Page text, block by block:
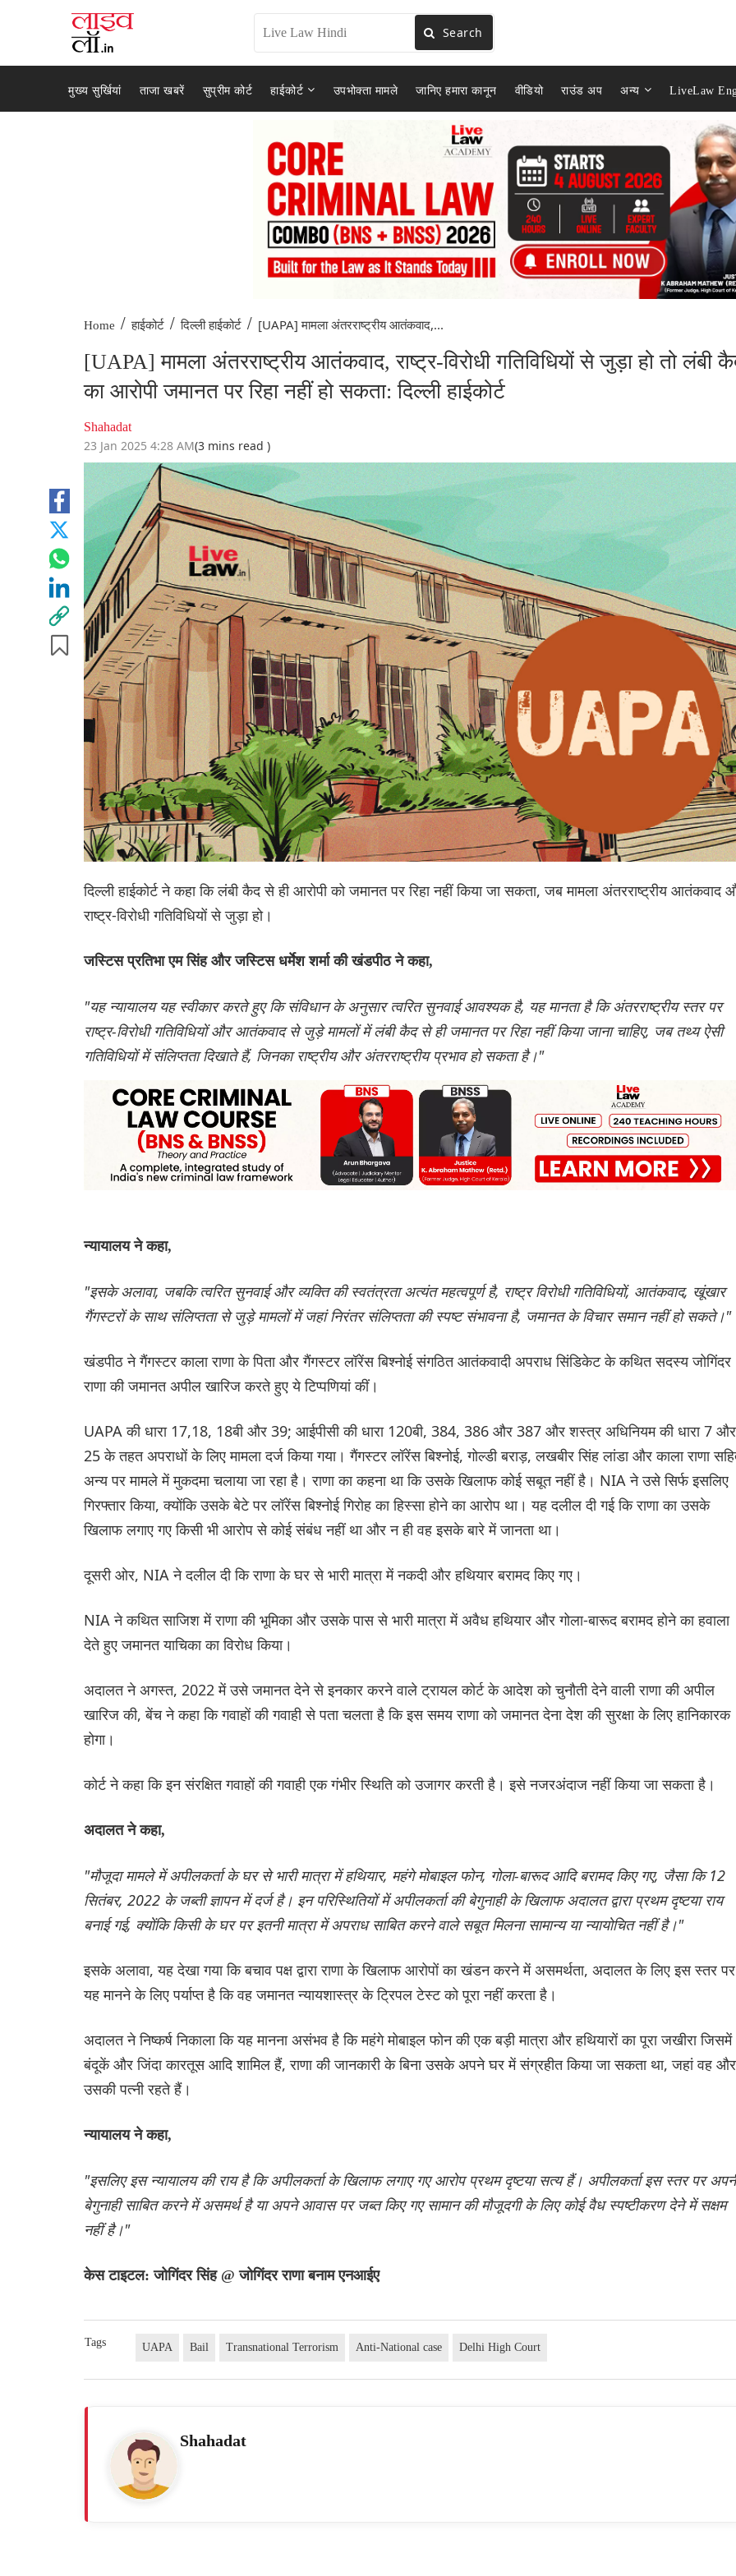
Search
मुख्य सुर्खियां ताजा खबरें सुप्रीम कोर्ट हाईकोर्ट उपभोक्ता मामले जानिए हमारा कानून वीडियो राउंड अप अन्य LiveLaw
Home / हाईकोर्ट / दिल्ली हाईकोर्ट / [UAPA] मामला अंतरराष्ट्रीय आतंकवाद,...
[UAPA] मामला अंतरराष्ट्रीय आतंकवाद, राष्ट्र-विरोधी गतिविधियों से जुड़ा हो तो लंबी
का आरोपी जमानत पर रिहा नहीं हो सकता: दिल्ली हाईकोर्ट
Shahadat
23 Jan 2025 4:28 AM(3 mins read )
दिल्ली हाईकोर्ट ने कहा कि लंबी कैद से ही आरोपी को जमानत पर रिहा नहीं किया जा सकता, जब मामला अंतरराष्ट्रीय आतंकवाद
राष्ट्र-विरोधी गतिविधियों से जुड़ा हो।
जस्टिस प्रतिभा एम सिंह और जस्टिस धर्मेश शर्मा की खंडपीठ ने कहा,
"यह न्यायालय यह स्वीकार करते हुए कि संविधान के अनुसार त्वरित सुनवाई आवश्यक है, यह मानता है कि अंतरराष्ट्रीय स्तर पर
राष्ट्र-विरोधी गतिविधियों और आतंकवाद से जुड़े मामलों में लंबी कैद से ही जमानत पर रिहा नहीं किया जाना चाहिए, जब तथ्य ऐसी
गतिविधियों में संलिप्तता दिखाते हैं, जिनका राष्ट्रीय और अंतरराष्ट्रीय प्रभाव हो सकता है।"
न्यायालय ने कहा,
"इसके अलावा, जबकि त्वरित सुनवाई और व्यक्ति की स्वतंत्रता अत्यंत महत्वपूर्ण है, राष्ट्र विरोधी गतिविधियों, आतंकवाद, खूंखार
गैंगस्टरों के साथ संलिप्तता से जुड़े मामलों में जहां निरंतर संलिप्तता की स्पष्ट संभावना है, जमानत के विचार समान नहीं हो सकते।"
खंडपीठ ने गैंगस्टर काला राणा के पिता और गैंगस्टर लॉरेंस बिश्नोई संगठित आतंकवादी अपराध सिंडिकेट के कथित सदस्य जोगिंदर
राणा की जमानत अपील खारिज करते हुए ये टिप्पणियां कीं।
UAPA की धारा 17,18, 18बी और 39; आईपीसी की धारा 120बी, 384, 386 और 387 और शस्त्र अधिनियम की धारा 7 और
25 के तहत अपराधों के लिए मामला दर्ज किया गया। गैंगस्टर लॉरेंस बिश्नोई, गोल्डी बराड़, लखबीर सिंह लांडा और काला राणा
अन्य पर मामले में मुकदमा चलाया जा रहा है। राणा का कहना था कि उसके खिलाफ कोई सबूत नहीं है। NIA ने उसे सिर्फ इसलिए
गिरफ्तार किया, क्योंकि उसके बेटे पर लॉरेंस बिश्नोई गिरोह का हिस्सा होने का आरोप था। यह दलील दी गई कि राणा का उसके
खिलाफ लगाए गए किसी भी आरोप से कोई संबंध नहीं था और न ही वह इसके बारे में जानता था।
दूसरी ओर, NIA ने दलील दी कि राणा के घर से भारी मात्रा में नकदी और हथियार बरामद किए गए।
NIA ने कथित साजिश में राणा की भूमिका और उसके पास से भारी मात्रा में अवैध हथियार और गोला-बारूद बरामद होने का हवाला
देते हुए जमानत याचिका का विरोध किया।
अदालत ने अगस्त, 2022 में उसे जमानत देने से इनकार करने वाले ट्रायल कोर्ट के आदेश को चुनौती देने वाली राणा की अपील
खारिज की, बेंच ने कहा कि गवाहों की गवाही से पता चलता है कि इस समय राणा को जमानत देना देश की सुरक्षा के लिए हानिकारक
होगा।
कोर्ट ने कहा कि इन संरक्षित गवाहों की गवाही एक गंभीर स्थिति को उजागर करती है। इसे नजरअंदाज नहीं किया जा सकता है।
अदालत ने कहा,
"मौजूदा मामले में अपीलकर्ता के घर से भारी मात्रा में हथियार, महंगे मोबाइल फोन, गोला-बारूद आदि बरामद किए गए, जैसा कि 12
सितंबर, 2022 के जब्ती ज्ञापन में दर्ज है। इन परिस्थितियों में अपीलकर्ता की बेगुनाही के खिलाफ अदालत द्वारा प्रथम दृष्टया राय
बनाई गई, क्योंकि किसी के घर पर इतनी मात्रा में अपराध साबित करने वाले सबूत मिलना सामान्य या न्यायोचित नहीं है।"
इसके अलावा, यह देखा गया कि बचाव पक्ष द्वारा राणा के खिलाफ आरोपों का खंडन करने में असमर्थता, अदालत के लिए इस स्तर पर
यह मानने के लिए पर्याप्त है कि वह जमानत न्यायशास्त्र के ट्रिपल टेस्ट को पूरा नहीं करता है।
अदालत ने निष्कर्ष निकाला कि यह मानना ​​असंभव है कि महंगे मोबाइल फोन की एक बड़ी मात्रा और हथियारों का पूरा जखीरा जिसमें
बंदूकें और जिंदा कारतूस आदि शामिल हैं, राणा की जानकारी के बिना उसके अपने घर में संग्रहीत किया जा सकता था, जहां वह और
उसकी पत्नी रहते हैं।
न्यायालय ने कहा,
"इसलिए इस न्यायालय की राय है कि अपीलकर्ता के खिलाफ लगाए गए आरोप प्रथम दृष्टया सत्य हैं। अपीलकर्ता इस स्तर पर
बेगुनाही साबित करने में असमर्थ है या अपने आवास पर जब्त किए गए सामान की मौजूदगी के लिए कोई वैध स्पष्टीकरण देने में सक्षम
नहीं है।"
केस टाइटल: जोगिंदर सिंह @ जोगिंदर राणा बनाम एनआईए
Tags UAPA Bail Transnational Terrorism Anti-National case Delhi High Court
Shahadat